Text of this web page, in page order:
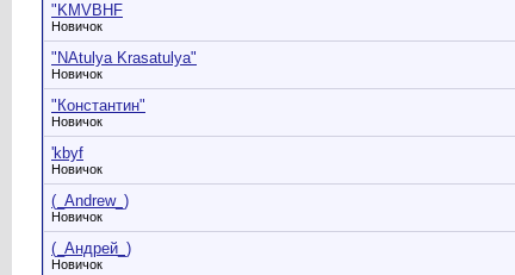
"KMVBHF
Новичок
"NAtulya Krasatulya"
Новичок
"Константин"
Новичок
'kbyf
Новичок
(_Andrew_)
Новичок
(_Андрей_)
Новичок